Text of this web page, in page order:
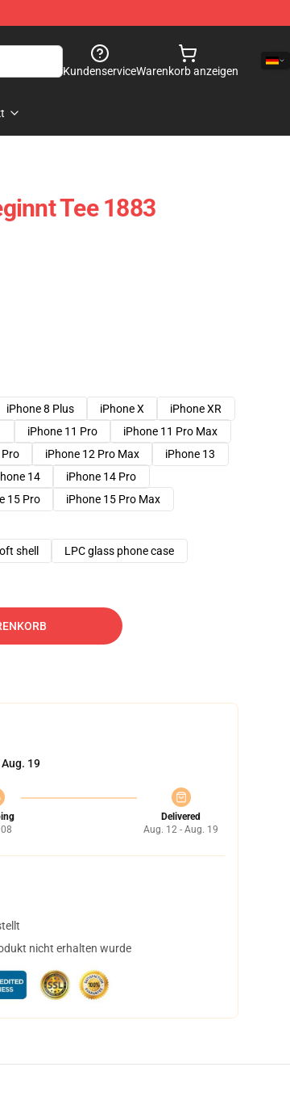
KundenserviceWarenkorb anzeigen
Tee 1883
iPhone 8 Plus iPhone X
iPhone XR
iPhone 11 Pro
iPhone 11 Pro Max
Pro iPhone 12 Pro Max
iPhone 13
14
iPhone 14 Pro
15 Pro
iPhone 15 Pro Max
shell LPC glass phone case
19
Delivered
Aug. 12 - Aug. 19
nicht erhalten wurde